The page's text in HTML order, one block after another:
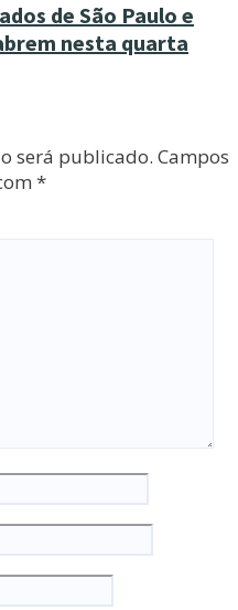
de São Paulo e
nesta quarta
será publicado. Campos
*